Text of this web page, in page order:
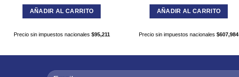
AÑADIR AL CARRITO
Precio sin impuestos nacionales $95,211
AÑADIR AL CARRITO
Precio sin impuestos nacionales $607,984